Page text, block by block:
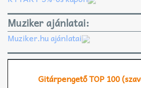
Muziker ajánlatai:
Muziker.hu ajánlatai
Gitárpengető TOP 100